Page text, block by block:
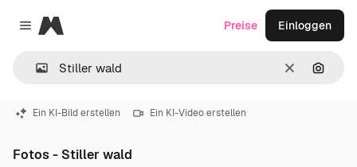
Close menu
Magnific
LöschenNach
Preise Einloggen
Ein KI-Bild erstellen Ein KI-Video erstellen
Fotos - Stiller wald